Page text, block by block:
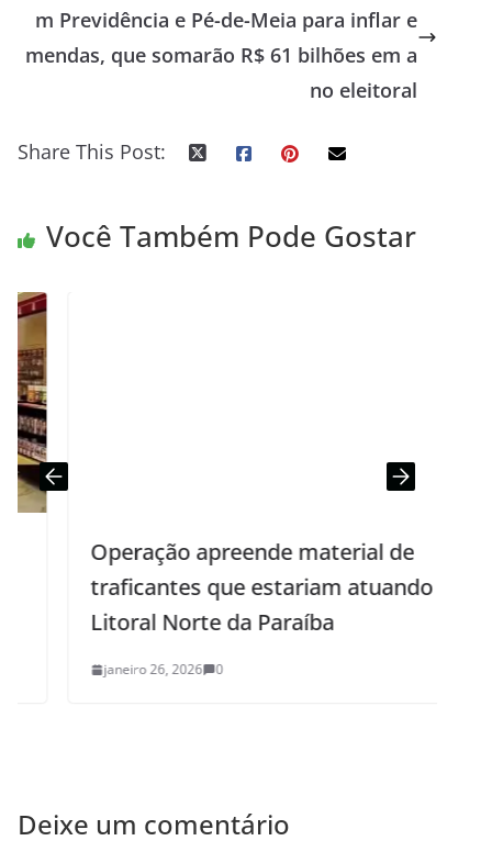
m Previdência e Pé-de-Meia para inflar e
mendas, que somarão R$ 61 bilhões em a
no eleitoral
Share This Post:
Você Também Pode Gostar
Operação apreende material de
traficantes que estariam atuando no
Litoral Norte da Paraíba
janeiro 26, 2026 0
Deixe um comentário